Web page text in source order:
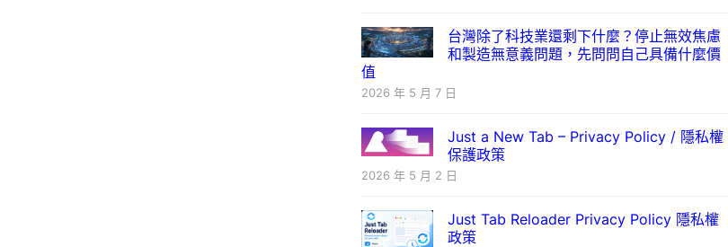
台灣除了科技業還剩下什麼？停止無效焦慮
和製造無意義問題，先問問自己具備什麼價
值
2026 年 5 月 7 日
Just a New Tab – Privacy Policy / 隱私權
保護政策
2026 年 5 月 2 日
Just Tab Reloader Privacy Policy 隱私權
政策